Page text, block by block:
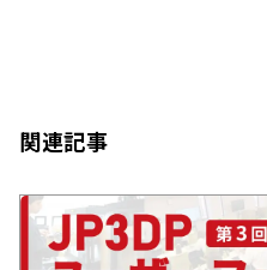
関連記事